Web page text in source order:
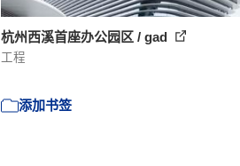
杭州西溪首座办公园区 / gad
工程
添加书签